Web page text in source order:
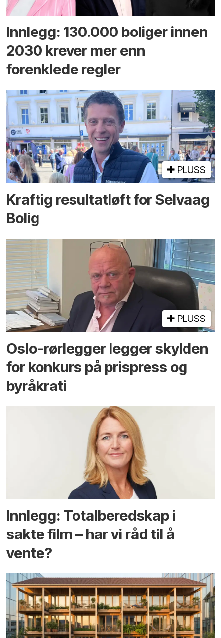
Innlegg: 130.000 boliger innen
2030 krever mer enn
forenklede regler
PLUSS
Kraftig resultatløft for Selvaag
Bolig
PLUSS
Oslo-rørlegger legger skylden
for konkurs på prispress og
byråkrati
Innlegg: Totalberedskap i
sakte film – har vi råd til å
vente?